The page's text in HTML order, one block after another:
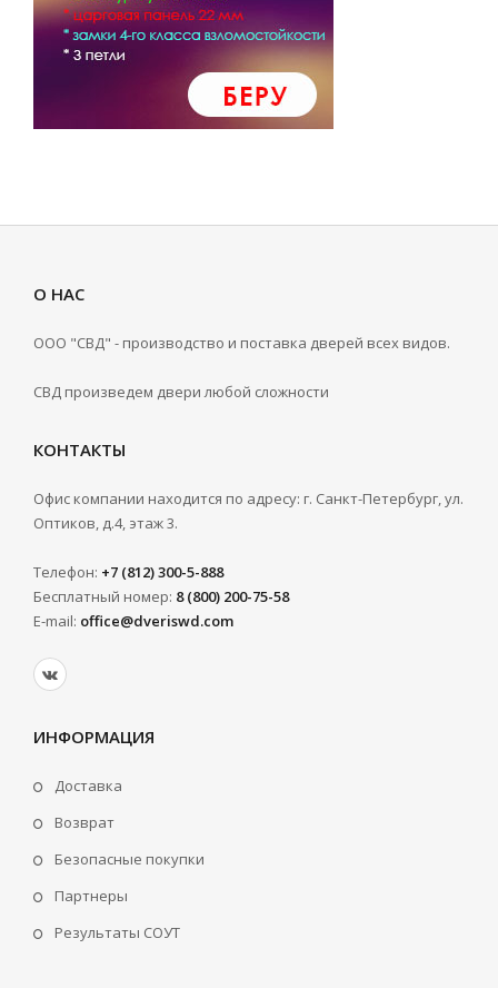
О НАС
ООО "СВД" - производство и поставка дверей всех видов.
СВД произведем двери любой сложности
КОНТАКТЫ
Офис компании находится по адресу: г. Санкт-Петербург, ул.
Оптиков, д.4, этаж 3.
Телефон: +7 (812) 300-5-888
Бесплатный номер: 8 (800) 200-75-58
E-mail: office@dveriswd.com
ИНФОРМАЦИЯ
Доставка
Возврат
Безопасные покупки
Партнеры
Результаты СОУТ